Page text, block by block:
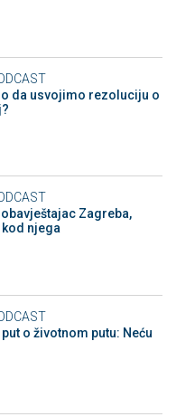
da usvojimo rezoluciju o
Zagreba,
njega
o životnom putu: Neću